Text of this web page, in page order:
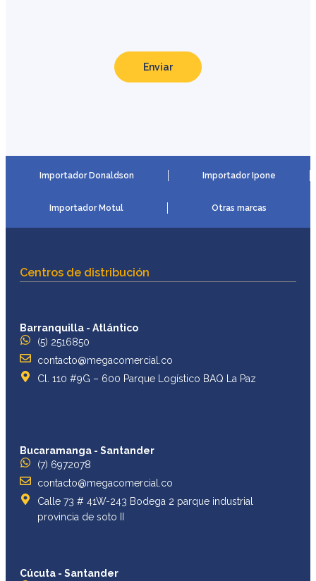
Enviar
Importador Donaldson Importador Ipone
Importador Motul Otras marcas
Centros de distribución
Barranquilla - Atlántico
(5) 2516850
contacto@megacomercial.co
Cl. 110 #9G – 600 Parque Logístico BAQ La Paz
Bucaramanga - Santander
(7) 6972078
contacto@megacomercial.co
Calle 73 # 41W-243 Bodega 2 parque industrial
provincia de soto II
Cúcuta - Santander